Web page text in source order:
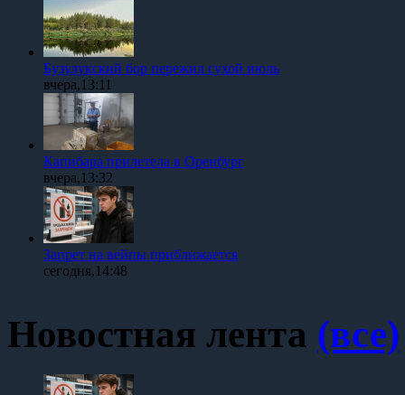
Бузулукский бор пережил сухой июль
вчера,13:11
Капибара прилетела в Оренбург
вчера,13:32
Запрет на вейпы приближается
сегодня,14:48
Новостная лента (все)